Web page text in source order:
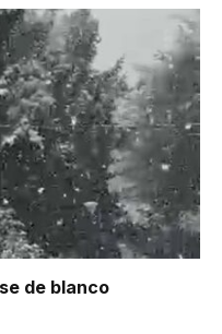
de blanco